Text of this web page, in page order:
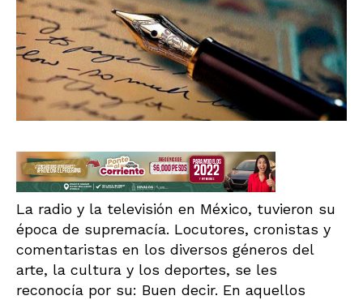
La radio y la televisión en México, tuvieron su
época de supremacía. Locutores, cronistas y
comentaristas en los diversos géneros del
arte, la cultura y los deportes, se les
reconocía por su: Buen decir. En aquellos